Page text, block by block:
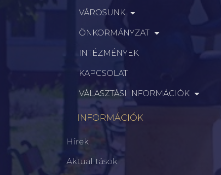
VÁROSUNK
ÖNKORMÁNYZAT
INTÉZMÉNYEK
KAPCSOLAT
VÁLASZTÁSI INFORMÁCIÓK
INFORMÁCIÓK
Hírek
Aktualitások